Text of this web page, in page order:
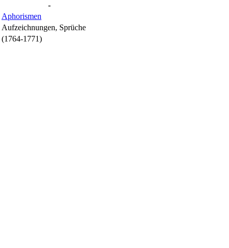
-
Aphorismen
Aufzeichnungen, Sprüche
(1764-1771)